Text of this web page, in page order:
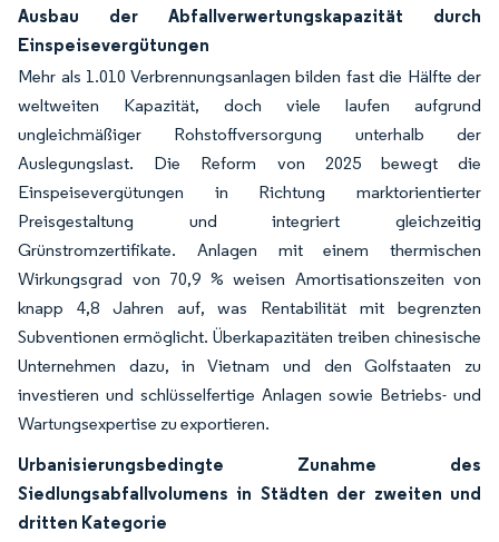
Ausbau der Abfallverwertungskapazität durch
Einspeisevergütungen
Mehr als 1.010 Verbrennungsanlagen bilden fast die Hälfte der
weltweiten Kapazität, doch viele laufen aufgrund
ungleichmäßiger Rohstoffversorgung unterhalb der
Auslegungslast. Die Reform von 2025 bewegt die
Einspeisevergütungen in Richtung marktorientierter
Preisgestaltung und integriert gleichzeitig
Grünstromzertifikate. Anlagen mit einem thermischen
Wirkungsgrad von 70,9 % weisen Amortisationszeiten von
knapp 4,8 Jahren auf, was Rentabilität mit begrenzten
Subventionen ermöglicht. Überkapazitäten treiben chinesische
Unternehmen dazu, in Vietnam und den Golfstaaten zu
investieren und schlüsselfertige Anlagen sowie Betriebs- und
Wartungsexpertise zu exportieren.
Urbanisierungsbedingte Zunahme des
Siedlungsabfallvolumens in Städten der zweiten und
dritten Kategorie